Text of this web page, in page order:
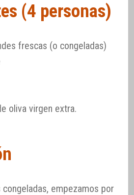
(4 personas)
frescas (o congeladas)
oliva virgen extra.
empezamos por